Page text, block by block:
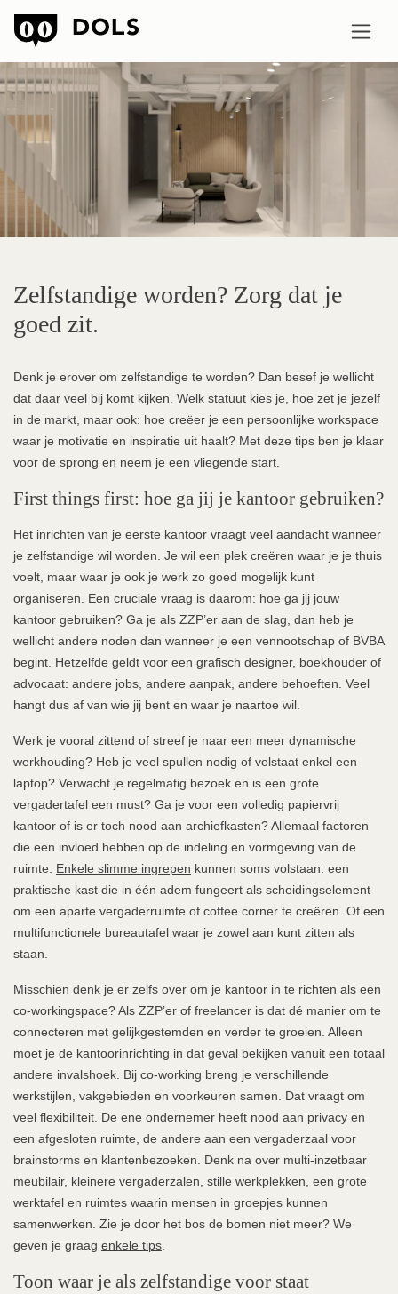
Zelfstandige worden? Zorg dat je
goed zit.
Denk je erover om zelfstandige te worden? Dan besef je wellicht
dat daar veel bij komt kijken. Welk statuut kies je, hoe zet je jezelf
in de markt, maar ook: hoe creëer je een persoonlijke workspace
waar je motivatie en inspiratie uit haalt? Met deze tips ben je klaar
voor de sprong en neem je een vliegende start.
First things first: hoe ga jij je kantoor gebruiken?
Het inrichten van je eerste kantoor vraagt veel aandacht wanneer
je zelfstandige wil worden. Je wil een plek creëren waar je je thuis
voelt, maar waar je ook je werk zo goed mogelijk kunt
organiseren. Een cruciale vraag is daarom: hoe ga jij jouw
kantoor gebruiken? Ga je als ZZP’er aan de slag, dan heb je
wellicht andere noden dan wanneer je een vennootschap of BVBA
begint. Hetzelfde geldt voor een grafisch designer, boekhouder of
advocaat: andere jobs, andere aanpak, andere behoeften. Veel
hangt dus af van wie jij bent en waar je naartoe wil.
Werk je vooral zittend of streef je naar een meer dynamische
werkhouding? Heb je veel spullen nodig of volstaat enkel een
laptop? Verwacht je regelmatig bezoek en is een grote
vergadertafel een must? Ga je voor een volledig papiervrij
kantoor of is er toch nood aan archiefkasten? Allemaal factoren
die een invloed hebben op de indeling en vormgeving van de
ruimte. Enkele slimme ingrepen kunnen soms volstaan: een
praktische kast die in één adem fungeert als scheidingselement
om een aparte vergaderruimte of coffee corner te creëren. Of een
multifunctionele bureautafel waar je zowel aan kunt zitten als
staan.
Misschien denk je er zelfs over om je kantoor in te richten als een
co-workingspace? Als ZZP’er of freelancer is dat dé manier om te
connecteren met gelijkgestemden en verder te groeien. Alleen
moet je de kantoorinrichting in dat geval bekijken vanuit een totaal
andere invalshoek. Bij co-working breng je verschillende
werkstijlen, vakgebieden en voorkeuren samen. Dat vraagt om
veel flexibiliteit. De ene ondernemer heeft nood aan privacy en
een afgesloten ruimte, de andere aan een vergaderzaal voor
brainstorms en klantenbezoeken. Denk na over multi-inzetbaar
meubilair, kleinere vergaderzalen, stille werkplekken, een grote
werktafel en ruimtes waarin mensen in groepjes kunnen
samenwerken. Zie je door het bos de bomen niet meer? We
geven je graag enkele tips.
Toon waar je als zelfstandige voor staat